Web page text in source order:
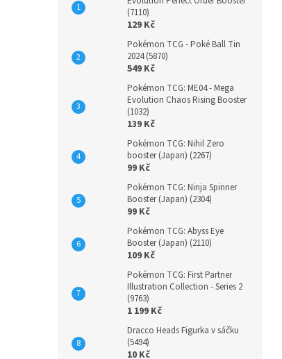
(7110)
129 Kč
Pokémon TCG - Poké Ball Tin
2024 (5870)
549 Kč
Pokémon TCG: ME04 - Mega
Evolution Chaos Rising Booster
(1032)
139 Kč
Pokémon TCG: Nihil Zero
booster (Japan) (2267)
99 Kč
Pokémon TCG: Ninja Spinner
Booster (Japan) (2304)
99 Kč
Pokémon TCG: Abyss Eye
Booster (Japan) (2110)
109 Kč
Pokémon TCG: First Partner
Illustration Collection - Series 2
(9763)
1 199 Kč
Dracco Heads Figurka v sáčku
(5494)
10 Kč